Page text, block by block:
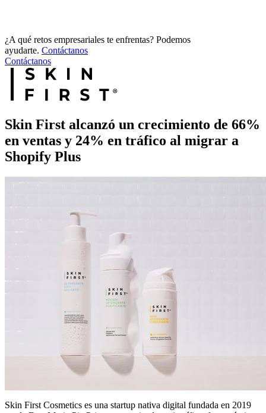
¿A qué retos empresariales te enfrentas? Podemos
ayudarte. Contáctanos
Contáctanos
Skin First alcanzó un crecimiento de 66%
en ventas y 24% en tráfico al migrar a
Shopify Plus
Skin First Cosmetics es una startup nativa digital fundada en 2019